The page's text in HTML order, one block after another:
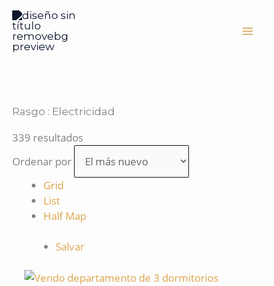
contenido
Rasgo : Electricidad
339 resultados
Ordenar por
Grid
List
Half Map
Salvar